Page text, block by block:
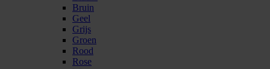
Bruin
Geel
Grijs
Groen
Rood
Rose